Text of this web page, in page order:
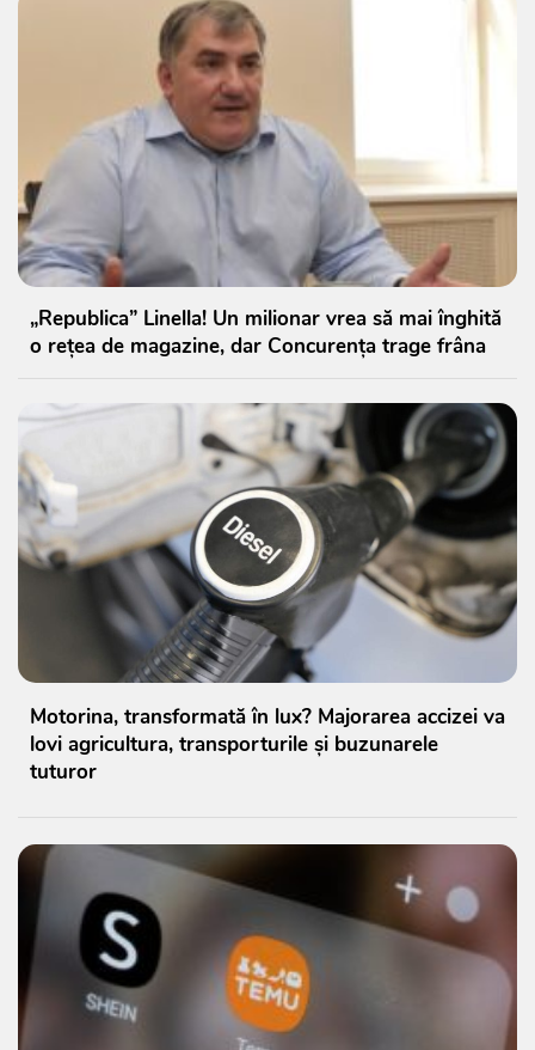
„Republica” Linella! Un milionar vrea să mai înghită
o rețea de magazine, dar Concurența trage frâna
Motorina, transformată în lux? Majorarea accizei va
lovi agricultura, transporturile și buzunarele
tuturor